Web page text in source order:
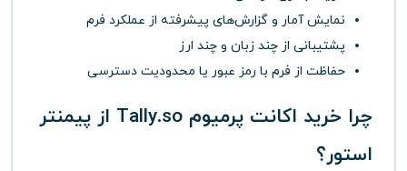
نمایش آمار و گزارش‌های پیشرفته از عملکرد فرم
پشتیبانی از چند زبان و چند ارز
حفاظت از فرم با رمز عبور یا محدودیت دسترسی
چرا خرید اکانت پرمیوم Tally.so از پیمنتر
استور؟